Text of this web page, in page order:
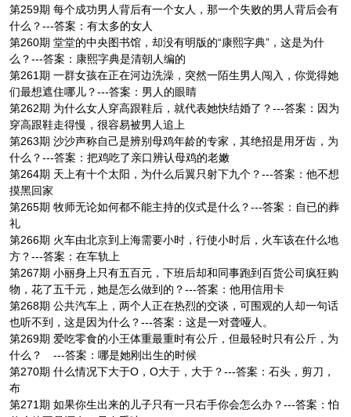
第259期 每个成功男人背后有一个女人，那一个失败的男人背后会有
什么？---答案：有太多的女人
第260期 堂堂的中央图书馆，却没有明版的“康熙字典”，这是为什
么？---答案：康熙字典是清朝人编的
第261期 一群女孩在正在河边洗澡，突然一陌生男人闯入，你觉得她
们最想遮住哪儿？---答案：男人的眼睛
第262期 为什么女人穿高跟鞋后，就代表她快结婚了？---答案：因为
穿高跟鞋走得慢，很容易被男人追上
第263期 沙沙声称自己是辨别母鸡年龄的专家，其绝招是用牙齿，为
什么？---答案：把鸡吃了亲口辨认母鸡的老嫩
第264期 天上有十个太阳，为什么后翼只射下九个？---答案：他不想
摸黑回家
第265期 牧师无论如何都不能主持的仪式是什么？---答案：自已的葬
礼
第266期 火车由北京到上海需要小时，行使小时后，火车该在什么地
方？---答案：在车轨上
第267期 小丽身上只有五百元，下班后却和同事跑到百货公司疯狂购
物，花了五千元，她是怎么做到的？---答案：他用信用卡
第268期 公共汽车上，两个人正在热烈的交谈，可围观的人却一句话
也听不到，这是因为什么？---答案：这是一对聋哑人。
第269期 爱吃零食的小王体重最重时有公斤，但最轻时只有公斤，为
什么？ ---答案：哪是她刚出生的时候
第270期 什么情况下大于O，O大于，大于？---答案：石头，剪刀，
布
第271期 如果你生出来的儿子只有一只右手你会怎么办？---答案：怕